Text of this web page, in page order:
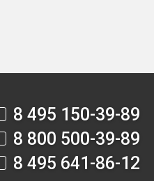
8 495 150-39-89
8 800 500-39-89
8 495 641-86-12